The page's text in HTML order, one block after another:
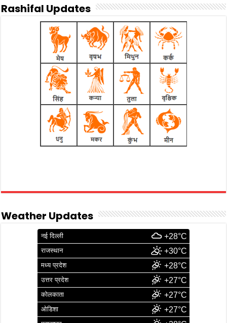
Rashifal Updates
Weather Updates
नई दिल्ली +28°C
राजस्थान +30°C
मध्य प्रदेश +28°C
उत्तर प्रदेश +27°C
कोलकाता +27°C
ओडिशा +27°C